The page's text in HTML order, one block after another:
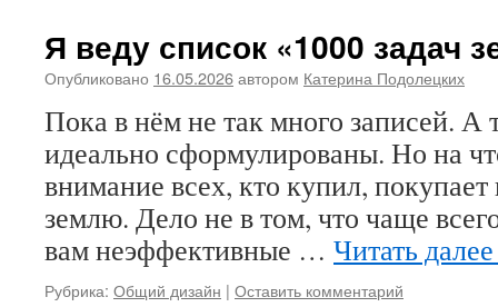
Я веду список «1000 задач
Опубликовано 16.05.2026автором Катерина Подолецких
Пока в нём не так много записей. А
идеально сформулированы. Но на
внимание всех, кто купил,
землю. Дело не в том, что чаще
вам неэффективные … Читать
Рубрика: Общий дизайн | Оставить комментарий